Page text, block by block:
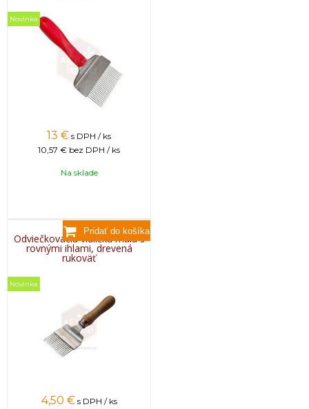
Novinka
13 € s DPH / ks
10,57 € bez DPH / ks
Na sklade
Odviečkovacia vidlička malá s
rovnými ihlami, drevená
rukoväť
Novinka
4,50 € s DPH / ks